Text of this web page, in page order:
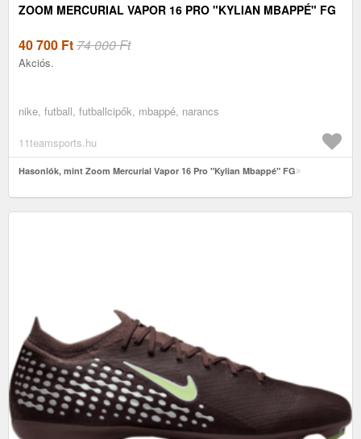
ZOOM MERCURIAL VAPOR 16 PRO "KYLIAN MBAPPÉ" FG
40 700 Ft74 000 Ft
Akciós.
nike, futball, futballcipők, mbappé, narancs
11teamsports.hu
Hasonlók, mint Zoom Mercurial Vapor 16 Pro "Kylian Mbappé" FG